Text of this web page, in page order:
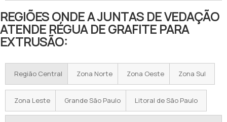
REGIÕES ONDE A JUNTAS DE VEDAÇÃO
ATENDE RÉGUA DE GRAFITE PARA
EXTRUSÃO:
Região Central Zona Norte Zona Oeste Zona Sul
Zona Leste Grande São Paulo Litoral de São Paulo